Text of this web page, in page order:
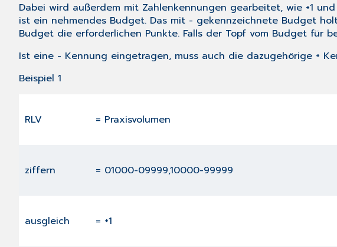
Dabei wird außerdem mit Zahlenkennungen gearbeitet, wie +1
ist ein nehmendes Budget. Das mit - gekennzeichnete Budget
Budget die erforderlichen Punkte. Falls der Topf vom Budget für
Ist eine - Kennung eingetragen, muss auch die dazugehörige +
Beispiel 1
RLV = Praxisvolumen
ziffern = 01000-09999,10000-99999
ausgleich = +1